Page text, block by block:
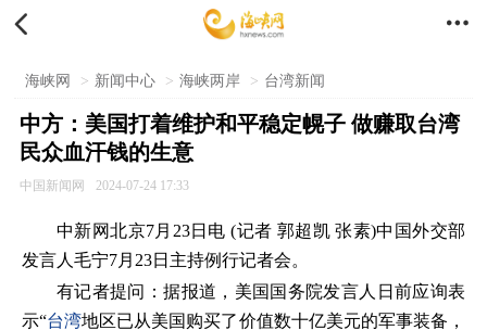
 
海峡网 > 新闻中心 > 海峡两岸 > 台湾新闻
中方：美国打着维护和平稳定幌子 做赚取台湾
民众血汗钱的生意
中国新闻网 2024-07-24 17:33
中新网北京7月23日电 (记者 郭超凯 张素)中国外交部
发言人毛宁7月23日主持例行记者会。
有记者提问：据报道，美国国务院发言人日前应询表
示“台湾地区已从美国购买了价值数十亿美元的军事装备，